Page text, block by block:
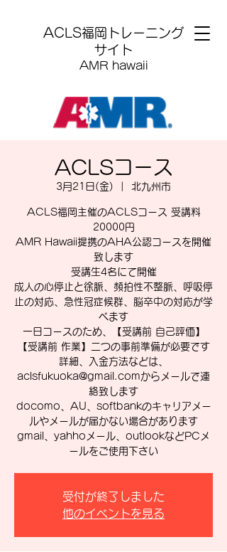
​ACLS福岡トレーニング
サイト
AMR hawaii
ACLSコース
3月21日(金) 北九州市
ACLS福岡主催のACLSコース 受講料
20000円
AMR Hawaii提携のAHA公認コースを開催
致します
受講生4名にて開催
成人の心停止と徐脈、頻拍性不整脈、呼吸停
止の対応、急性冠症候群、脳卒中の対応が学
べます
一日コースのため、【受講前 自己評価】
【受講前 作業】二つの事前準備が必要です
詳細、入金方法などは、
aclsfukuoka@gmail.comからメールで連
絡致します
docomo、AU、softbankのキャリアメー
ルやメールが届かない場合があります
gmail、yahhoメール、outlookなどPCメ
ールをご使用下さい
受付が終了しました
他のイベントを見る